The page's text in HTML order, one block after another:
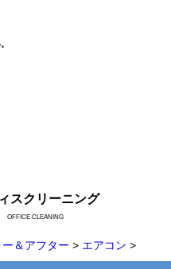
スクリーニング
OFFICE CLEANING
＆アフター > エアコン >